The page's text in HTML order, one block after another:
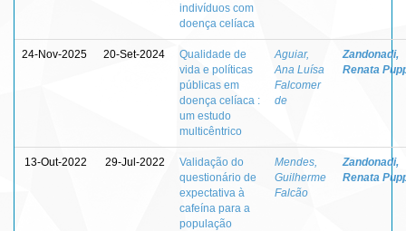
indivíduos com
doença celíaca
24-Nov-2025 20-Set-2024
Qualidade de
vida e políticas
públicas em
doença celíaca :
um estudo
multicêntrico
Aguiar,
Ana Luísa
Falcomer
de
Zandonadi,
Renata
13-Out-2022 29-Jul-2022
Validação do
questionário de
expectativa à
cafeína para a
população
Mendes,
Guilherme
Falcão
Zandonadi,
Renata